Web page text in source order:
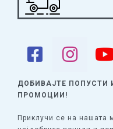
ДОБИВАЈТЕ ПОПУСТИ
ПРОМОЦИИ!
Приклучи се на нашата